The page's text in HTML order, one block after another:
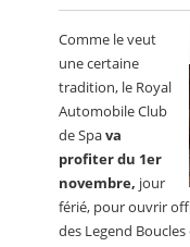
Comme le veut
une certaine
tradition, le Royal
Automobile Club
de Spava
profiter du 1er
novembre, jour
férié, pour ouvrir
des Legend